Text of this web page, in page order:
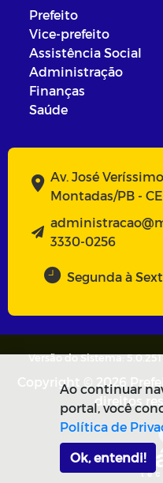
Prefeito
Vice-prefeito
Assistência Social
Administração
Finanças
Saúde
Av. José
Montadas/PB -
3330-0256
Segunda à
Versão do Sistema: 5.0.251
Copyright © 2026
direitos
Ao continuar
portal, você
Política de
Ok, entendi!